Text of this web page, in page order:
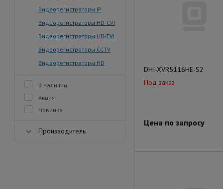
Видеорегистраторы IP
Видеорегистраторы HD-CVI
Видеорегистраторы HD-TVI
Видеорегистраторы CCTV
Видеорегистраторы HD
В наличии
Акция
Новинка
Производитель
DHI-XVR5116HE-S2
Под заказ
Цена по запросу